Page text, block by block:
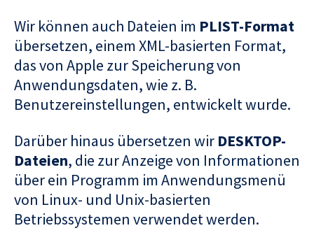
Wir können auch Dateien im PLIST-Format
übersetzen, einem XML-basierten Format,
das von Apple zur Speicherung von
Anwendungsdaten, wie z. B.
Benutzereinstellungen, entwickelt wurde.
Darüber hinaus übersetzen wir DESKTOP-
Dateien, die zur Anzeige von Informationen
über ein Programm im Anwendungsmenü
von Linux- und Unix-basierten
Betriebssystemen verwendet werden.